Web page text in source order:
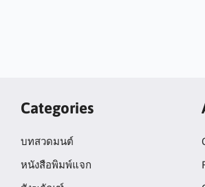
Categories
บทสวดมนต์
หนังสือพิมพ์แจก